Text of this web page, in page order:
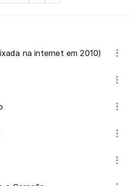
na internet em 2010)